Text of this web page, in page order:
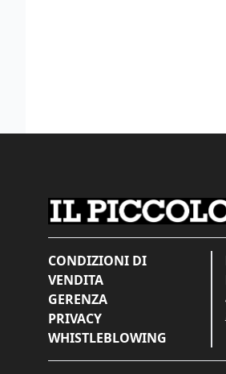
CONDIZIONI DI
VENDITA
GERENZA
PRIVACY
WHISTLEBLOWING